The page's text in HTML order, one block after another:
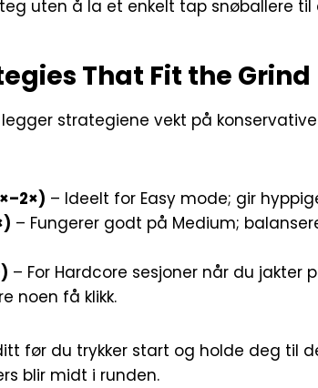
uten å la et enkelt tap snøballere til
That Fit the Grind
legger strategiene vekt på
– Ideelt for Easy mode; gir
– Fungerer godt på Medium;
– For Hardcore sesjoner når du jakter
noen få klikk.
før du trykker start og holde deg til
blir midt i runden.